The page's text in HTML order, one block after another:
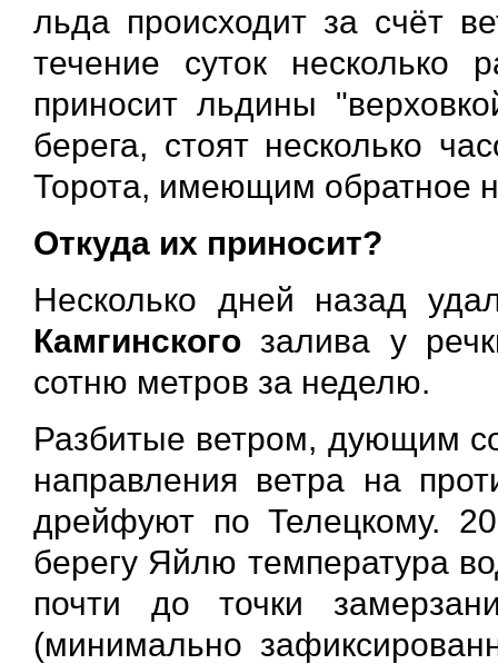
льда происходит за счёт
течение суток несколько
приносит льдины
берега, стоят несколько
Торота, имеющим обратное
Откуда их приносит?
Несколько дней назад
Камгинского залива у
сотню метров за неделю.
Разбитые ветром, дующим
направления ветра на
дрейфуют по Телецкому.
берегу Яйлю температура
почти до точки
(минимально